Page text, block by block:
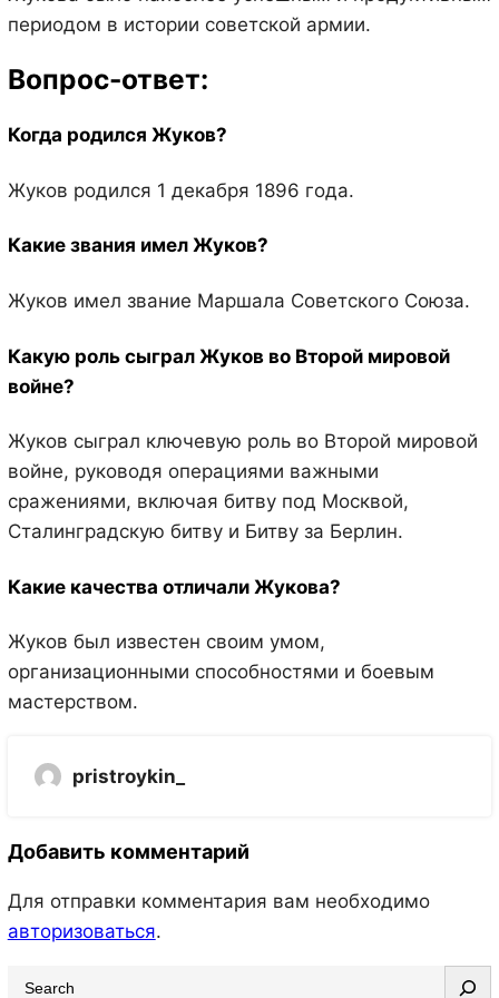
периодом в истории советской армии.
Вопрос-ответ:
Когда родился Жуков?
Жуков родился 1 декабря 1896 года.
Какие звания имел Жуков?
Жуков имел звание Маршала Советского Союза.
Какую роль сыграл Жуков во Второй мировой
войне?
Жуков сыграл ключевую роль во Второй мировой
войне, руководя операциями важными
сражениями, включая битву под Москвой,
Сталинградскую битву и Битву за Берлин.
Какие качества отличали Жукова?
Жуков был известен своим умом,
организационными способностями и боевым
мастерством.
pristroykin_
Добавить комментарий
Для отправки комментария вам необходимо
авторизоваться.